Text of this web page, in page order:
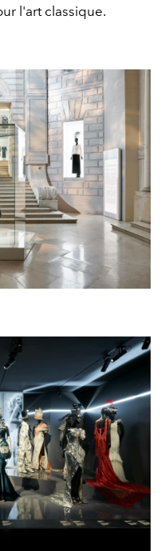
l'art classique.